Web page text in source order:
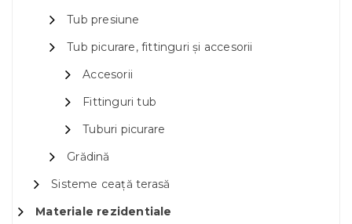
Tub presiune
Tub picurare, fittinguri și accesorii
Accesorii
Fittinguri tub
Tuburi picurare
Grădină
Sisteme ceață terasă
Materiale rezidentiale